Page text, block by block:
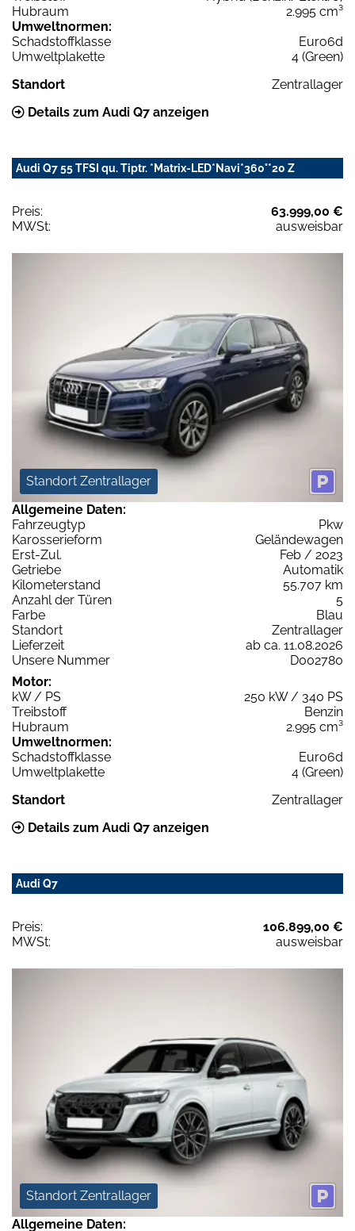
Hubraum
2.995 cm³
Umweltnormen:
Schadstoffklasse
Euro6d
Umweltplakette
4 (Green)
Standort
Zentrallager
Details zum Audi Q7 anzeigen
Audi Q7 55 TFSI qu. Tiptr. *Matrix-LED*Navi*360°*20 Z
Preis:
63.999,00 €
MWSt:
ausweisbar
Standort Zentrallager
Allgemeine Daten:
Fahrzeugtyp
Pkw
Karosserieform
Geländewagen
Erst-Zul.
Feb / 2023
Getriebe
Automatik
Kilometerstand
55.707 km
Anzahl der Türen
5
Farbe
Blau
Standort
Zentrallager
Lieferzeit
ab ca. 11.08.2026
Unsere Nummer
D002780
Motor:
kW / PS
250 kW / 340 PS
Treibstoff
Benzin
Hubraum
2.995 cm³
Umweltnormen:
Schadstoffklasse
Euro6d
Umweltplakette
4 (Green)
Standort
Zentrallager
Details zum Audi Q7 anzeigen
Audi Q7
Preis:
106.899,00 €
MWSt:
ausweisbar
Standort Zentrallager
Allgemeine Daten: